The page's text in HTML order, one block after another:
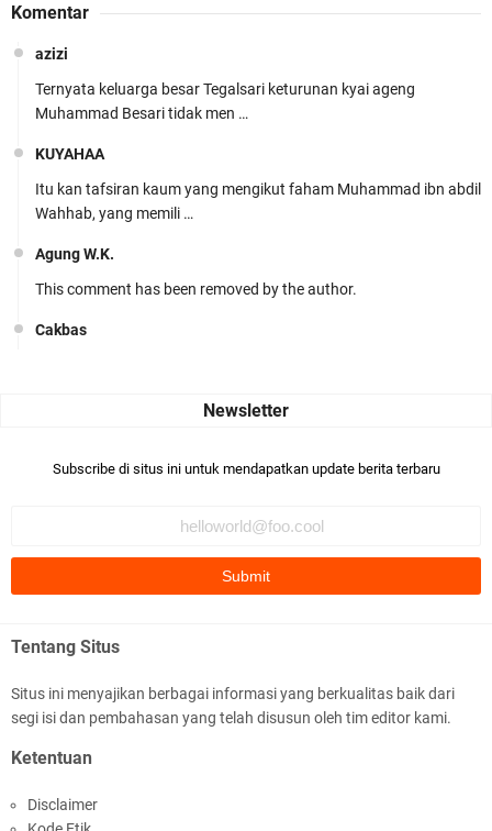
Komentar
azizi
Ternyata keluarga besar Tegalsari keturunan kyai ageng
Muhammad Besari tidak men …
KUYAHAA
Itu kan tafsiran kaum yang mengikut faham Muhammad ibn abdil
Wahhab, yang memili …
Agung W.K.
This comment has been removed by the author.
Cakbas
Bismillaah semoga pembuat artikel Alloh berikan pemahaman yg
Ada sejumlah pertanyaan kepada Anda dan jawablah dengan
mengikuti ust. K …
Anonymous
Subscribe di situs ini untuk mendapatkan update berita terbaru
Tentang Situs
Situs ini menyajikan berbagai informasi yang berkualitas baik dari
segi isi dan pembahasan yang telah disusun oleh tim editor kami.
Ketentuan
Disclaimer